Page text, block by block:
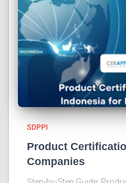
SDPPI
Product
Companies